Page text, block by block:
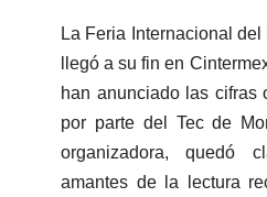
La Feria Internacional
llegó a su fin en
han anunciado las cifras
por parte del Tec de
organizadora, quedó
amantes de la lectura